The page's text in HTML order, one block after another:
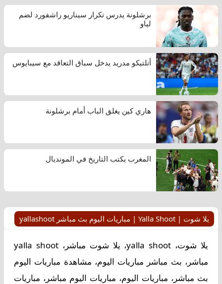
برشلونة يدرس تكرار سيناريو راشفورد لضم
لياو
أتلتيكو مدريد يدخل سباق التعاقد مع سيبايوس
هاري كين يغلق الباب أمام برشلونة
المغرب يكتب التاريخ في المونديال
يلا شوت | Yalla Shoot | مباريات اليوم بث مباشر yallashoot
يلا شوت، yalla shoot، يلا شوت مباشر، yalla shoot
مباشر، بث مباشر مباريات اليوم، مشاهدة مباريات اليوم
بث مباشر، مباريات اليوم، مباريات اليوم مباشر، مباريات